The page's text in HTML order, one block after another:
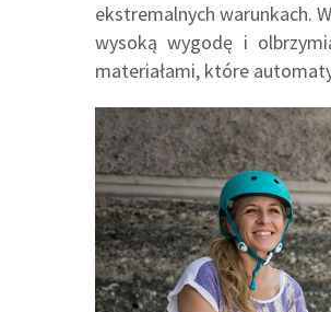
ekstremalnych warunkach.
wysoką wygodę i
materiałami, które